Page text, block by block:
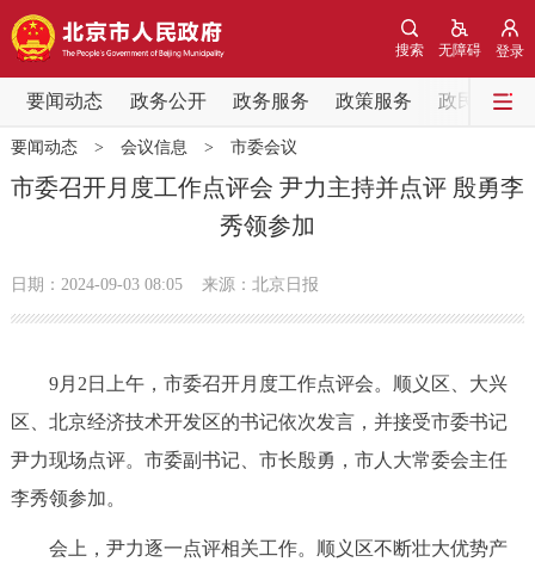
登录
无障碍
搜索
要闻动态 政务公开 政务服务 政策服务 政民互动
要闻动态
党中央精神 国务院信息
会议信息
市领导 机构职能 政策服务
政策兑现
要闻动态> 会议信息 > 市委会议
市委召开月度工作点评会 尹力主持并点评 殷勇李
秀领参加
日期：2024-09-03 08:05 来源：北京日报
9月2日上午，市委召开月度工作点评会。顺义区、大兴
区、北京经济技术开发区的书记依次发言，并接受市委书记
尹力现场点评。市委副书记、市长殷勇，市人大常委会主任
李秀领参加。
会上，尹力逐一点评相关工作。顺义区不断壮大优势产